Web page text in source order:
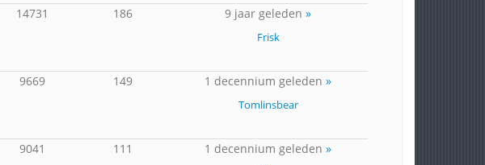
14731 186 9 jaar geleden»
Frisk
9669 149 1 decennium geleden»
Tomlinsbear
9041 111 1 decennium geleden»